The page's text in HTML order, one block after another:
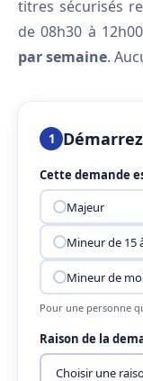
titres sécurisés
de 08h30 à
par semaine.
1
Cette demande
Majeur
Mineur de 15
Mineur de
Pour une personne
Raison de la